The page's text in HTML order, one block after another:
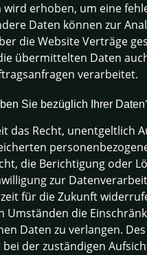
wird erhoben, um eine
Daten können zur
die Website Verträge
übermittelten Daten
verarbeitet.
Sie bezüglich Ihrer
das Recht, unentgeltlich
die Berichtigung oder
zur
für die Zukunft
Umständen die
Daten zu verlangen.
der zuständigen